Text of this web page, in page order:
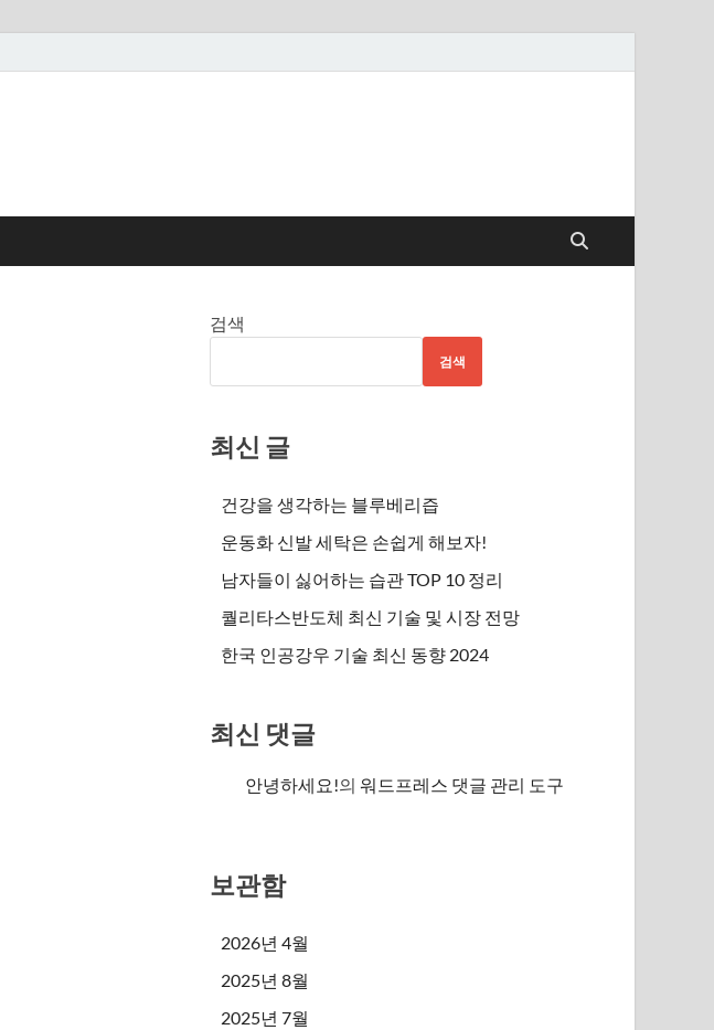
검색
검색
최신 글
건강을 생각하는 블루베리즙
운동화 신발 세탁은 손쉽게 해보자!
남자들이 싫어하는 습관 TOP 10 정리
퀄리타스반도체 최신 기술 및 시장 전망
한국 인공강우 기술 최신 동향 2024
최신 댓글
안녕하세요!의워드프레스 댓글 관리 도구
보관함
2026년 4월
2025년 8월
2025년 7월